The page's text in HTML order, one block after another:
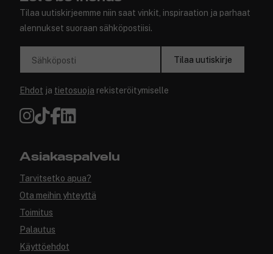
Tilaa uutiskirjeemme niin saat vinkit, inspiraation ja parhaat
alennukset suoraan sähköpostiisi.
Sähköposti Tilaa uutiskirje
Ehdot ja tietosuoja rekisteröitymiselle
Asiakaspalvelu
Tarvitsetko apua?
Ota meihin yhteyttä
Toimitus
Palautus
Käyttöehdot